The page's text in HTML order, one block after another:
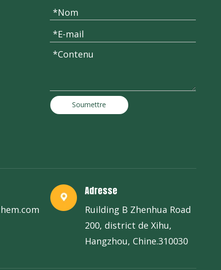
Soumettre
Adresse
Ruilding B Zhenhua Road
200, district de Xihu,
Hangzhou, Chine.310030